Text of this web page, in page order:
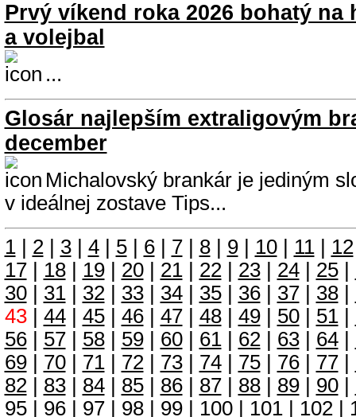
Prvý víkend roka 2026 bohatý na
a volejbal
...
Glosár najlepším extraligovým
december
Michalovský brankár je jediným
v ideálnej zostave Tips...
1| 2| 3| 4| 5| 6| 7| 8| 9| 10| 11| 12
17| 18| 19| 20| 21| 22| 23| 24| 25|
30| 31| 32| 33| 34| 35| 36| 37| 38|
43| 44| 45| 46| 47| 48| 49| 50| 51|
56| 57| 58| 59| 60| 61| 62| 63| 64|
69| 70| 71| 72| 73| 74| 75| 76| 77|
82| 83| 84| 85| 86| 87| 88| 89| 90|
95| 96| 97| 98| 99| 100| 101| 102|